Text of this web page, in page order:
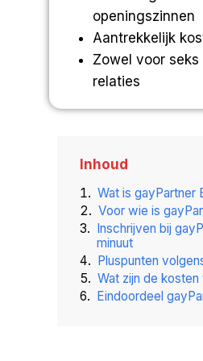
openingszinnen
Aantrekkelijk
Zowel voor
relaties
Inhoud
Wat is gayPartner
Voor wie is
Inschrijven bij
minuut
Pluspunten
Wat zijn de
Eindoordeel